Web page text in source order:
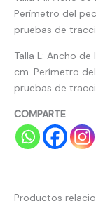
Perímetro del
pruebas de
Talla L: Ancho
cm. Perímetro
pruebas de
COMPARTE
Productos